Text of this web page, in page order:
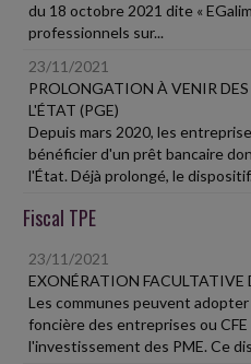
du 18 octobre 2021 dite «
professionnels sur...
23/11/2021
PROLONGATION À VENIR
L'ÉTAT (PGE)
Depuis mars 2020, les
bénéficier d'un prêt bancaire
l'État. Déjà prolongé, le
Fiscal TPE
23/11/2021
EXONÉRATION FACULTATIVE
Les communes peuvent
foncière des entreprises ou CFE
l'investissement des PME. Ce